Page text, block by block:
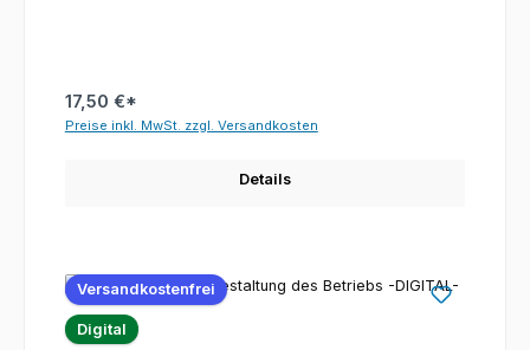
17,50 €*
Preise inkl. MwSt. zzgl. Versandkosten
Details
Versandkostenfrei
Digital